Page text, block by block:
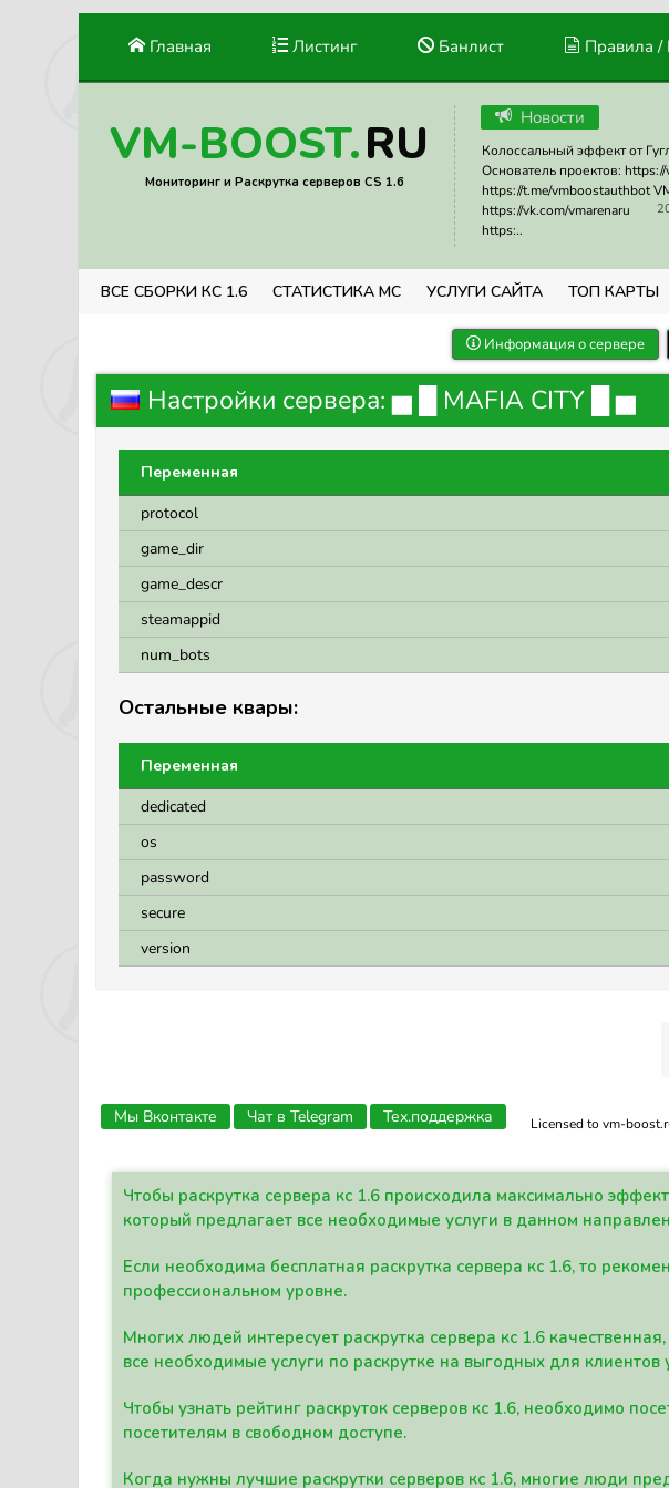
Главная Листинг Банлист Правила /
VM-BOOST.RU
Мониторинг и Раскрутка серверов CS 1.6
Новости
Колоссальный эффект от
Основатель проектов: https://
https://t.me/vmboostauthbot
https://vk.com/vmarenaru
https:..
ВСЕ СБОРКИ КС 1.6 СТАТИСТИКА МС УСЛУГИ САЙТА ТОП КАРТЫ
Информация о сервере
Настройки сервера: ▅ █ MAFIA CITY █ ▅
Переменная
protocol
game_dir
game_descr
steamappid
num_bots
Остальные квары:
Переменная
dedicated
os
password
secure
version
Licensed to vm-
Мы Вконтакте Чат в Telegram Тех.поддержка
Чтобы раскрутка сервера кс 1.6 происходила максимально
который предлагает все необходимые услуги в данном
Если необходима бесплатная раскрутка сервера кс 1.6, то
профессиональном уровне.
Многих людей интересует раскрутка сервера кс 1.6
все необходимые услуги по раскрутке на выгодных для клиентов
Чтобы узнать рейтинг раскруток серверов кс 1.6, необходимо
посетителям в свободном доступе.
Когда нужны лучшие раскрутки серверов кс 1.6, многие люди